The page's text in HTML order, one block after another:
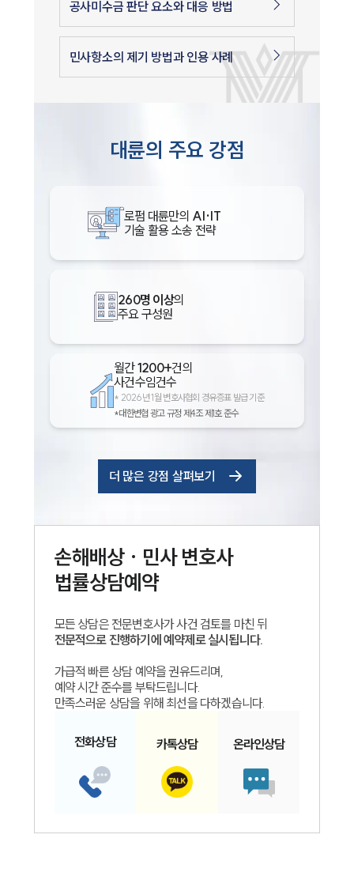
공사미수금 판단 요소와 대응 방법
민사항소의 제기 방법과 인용 사례
대륜의 주요 강점
로펌 대륜만의 AI·IT
기술 활용 소송 전략
260명 이상의
주요 구성원
월간1200+건의
사건수임건수
* 2026년 1월 변호사협회 경유증표 발급 기준
*대한변협 광고 규정 제4조 제1호 준수
더 많은 강점 살펴보기
손해배상 · 민사변호사
법률상담예약
모든 상담은 전문변호사가 사건 검토를 마친 뒤
전문적으로 진행하기에 예약제로 실시됩니다.
가급적 빠른 상담 예약을 권유드리며,
예약 시간 준수를 부탁드립니다.
만족스러운 상담을 위해 최선을 다하겠습니다.
전화상담 카톡상담 온라인상담